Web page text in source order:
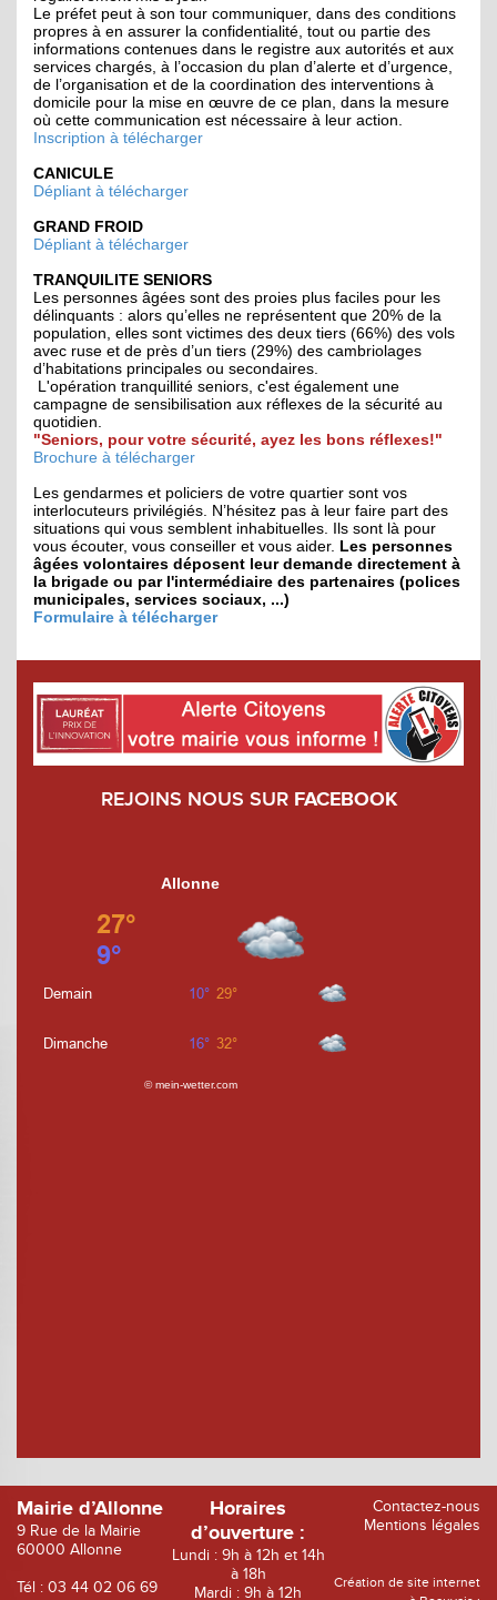
Le préfet peut à son tour communiquer, dans des conditions
propres à en assurer la confidentialité, tout ou partie des
informations contenues dans le registre aux autorités et aux
services chargés, à l’occasion du plan d’alerte et d’urgence,
de l’organisation et de la coordination des interventions à
domicile pour la mise en œuvre de ce plan, dans la mesure
où cette communication est nécessaire à leur action.
Inscription à télécharger
CANICULE
Dépliant à télécharger
GRAND FROID
Dépliant à télécharger
TRANQUILITE SENIORS
Les personnes âgées sont des proies plus faciles pour les
délinquants : alors qu’elles ne représentent que 20% de la
population, elles sont victimes des deux tiers (66%) des vols
avec ruse et de près d’un tiers (29%) des cambriolages
d’habitations principales ou secondaires.
L'opération tranquillité seniors, c'est également une
campagne de sensibilisation aux réflexes de la sécurité au
quotidien.
"Seniors, pour votre sécurité, ayez les bons réflexes!"
Brochure à télécharger
Les gendarmes et policiers de votre quartier sont vos
interlocuteurs privilégiés. N’hésitez pas à leur faire part des
situations qui vous semblent inhabituelles. Ils sont là pour
vous écouter, vous conseiller et vous aider. Les personnes
âgées volontaires déposent leur demande directement à
la brigade ou par l'intermédiaire des partenaires (polices
municipales, services sociaux, ...)
Formulaire à télécharger
REJOINS NOUS SUR FACEBOOK
Allonne
© mein-wetter.com
Mairie d’Allonne
9 Rue de la Mairie
60000 Allonne
Tél : 03 44 02 06 69
Horaires
d’ouverture :
Lundi : 9h à 12h et 14h
à 18h
Mardi : 9h à 12h
Contactez-nous
Mentions légales
Création de site internet